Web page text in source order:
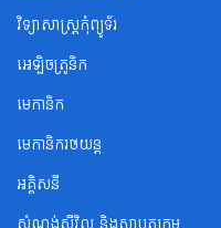
វិទ្យាសាស្ត្រកុំព្យូទ័រ
អេឡិចត្រូនិក
មេកានិក
មេកានិករថយន្ត
អគ្គិសនី
សំណង់ស៊ីវិល និងស្ថាបត្យកម្ម